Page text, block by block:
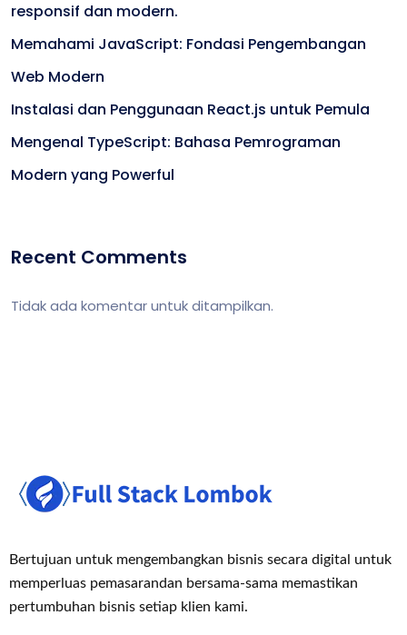
responsif dan modern.
Memahami JavaScript: Fondasi Pengembangan
Web Modern
Instalasi dan Penggunaan React.js untuk Pemula
Mengenal TypeScript: Bahasa Pemrograman
Modern yang Powerful
Recent Comments
Tidak ada komentar untuk ditampilkan.
Bertujuan untuk mengembangkan bisnis secara digital untuk
memperluas pemasarandan bersama-sama memastikan
pertumbuhan bisnis setiap klien kami.